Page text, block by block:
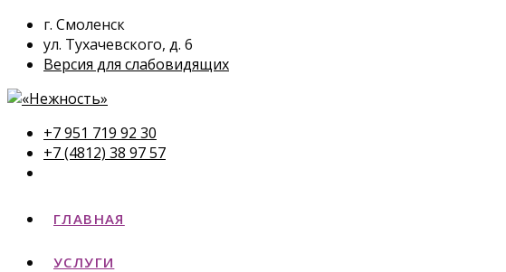
г. Смоленск
ул. Тухачевского, д. 6
Версия для слабовидящих
+7 951 719 92 30
+7 (4812) 38 97 57
ГЛАВНАЯ
УСЛУГИ